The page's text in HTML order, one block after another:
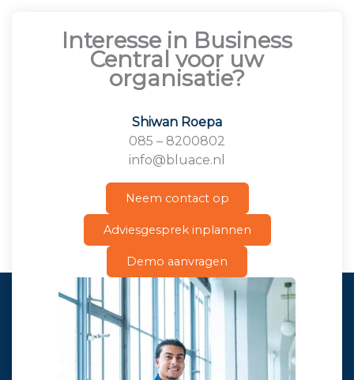
Interesse in Business
Central voor uw
organisatie?
Shiwan Roepa
085 – 8200802
info@bluace.nl
Neem contact op
Adviesgesprek inplannen
Demo aanvragen